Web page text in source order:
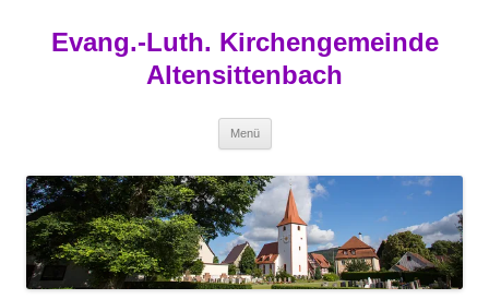
springen
Evang.-Luth. Kirchengemeinde
Altensittenbach
Menü